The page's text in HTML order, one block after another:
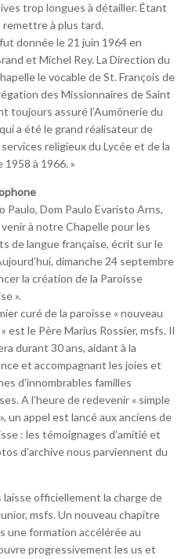
trop longues à détailler. Étant
à plus tard.
donnée le 21 juin 1964 en
et Michel Rey. La Direction du
le vocable de St. François de
des Missionnaires de Saint
toujours assuré l’Aumônerie du
a été le grand réalisateur de
religieux du Lycée et de la
à 1966. »
Paulo, Dom Paulo Evaristo Arns,
à notre Chapelle pour les
de langue française, écrit sur le
dimanche 24 septembre
la création de la Paroisse
».
curé de la paroisse « nouveau
est le Père Marius Rossier, msfs. Il
durant 30 ans, aidant à la
et accompagnant les joies et
d’innombrables familles
A l’heure de redevenir « simple
un appel est lancé aux anciens de
: les témoignages d’amitié et
d’archive nous parviennent du
laisse officiellement la charge de
msfs. Un nouveau chapitre
une formation accélérée au
progressivement les us et